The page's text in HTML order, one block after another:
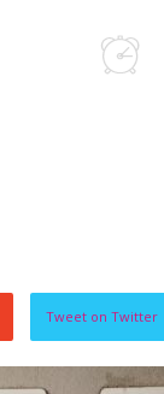
Tweet on Twitter